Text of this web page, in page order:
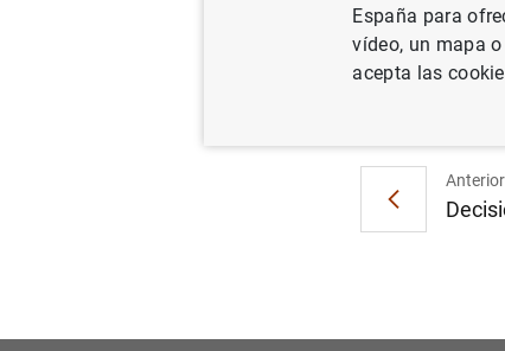
Anterior
España para
vídeo, un mapa
acepta las